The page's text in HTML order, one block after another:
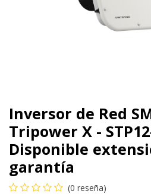
Inversor de Red
Tripower X -
Disponible
garantía
(0 reseña)